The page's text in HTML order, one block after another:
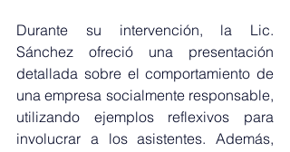
Durante su intervención, la Lic.
Sánchez ofreció una presentación
detallada sobre el comportamiento de
una empresa socialmente responsable,
utilizando ejemplos reflexivos para
involucrar a los asistentes. Además,